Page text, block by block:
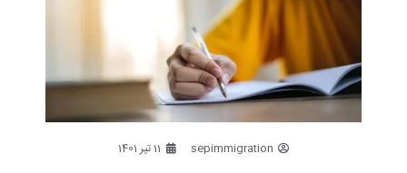
sepimmigration 11 تیر 1401